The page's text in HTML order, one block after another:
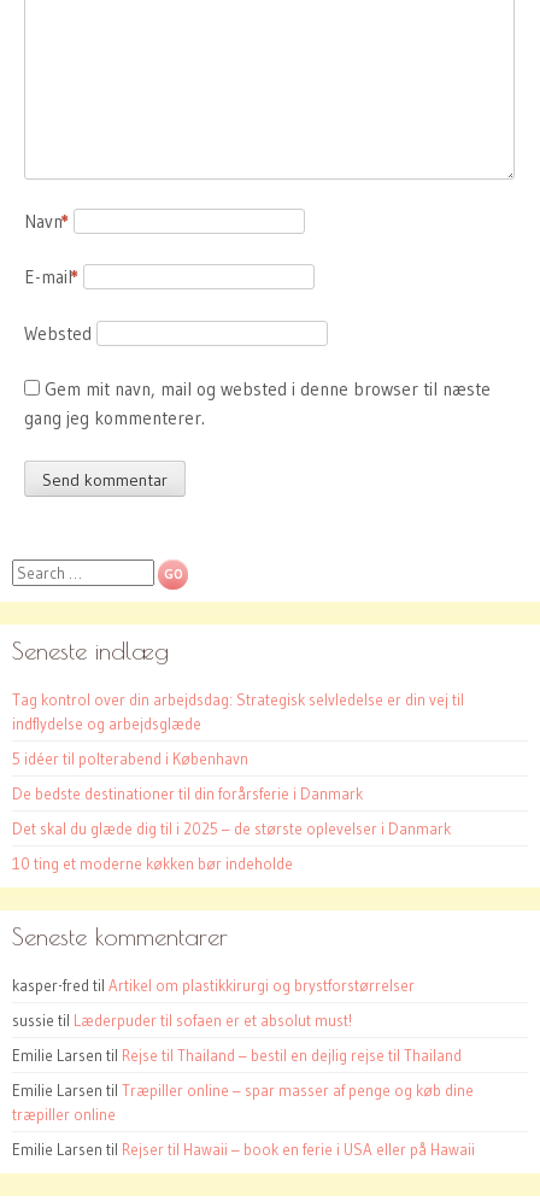
Navn
*
E-mail
*
Websted
Gem mit navn, mail og websted i denne browser til næste
gang jeg kommenterer.
Search
Seneste indlæg
Tag kontrol over din arbejdsdag: Strategisk selvledelse er din vej til
indflydelse og arbejdsglæde
5 idéer til polterabend i København
De bedste destinationer til din forårsferie i Danmark
Det skal du glæde dig til i 2025 – de største oplevelser i Danmark
10 ting et moderne køkken bør indeholde
Seneste kommentarer
kasper-fred til Artikel om plastikkirurgi og brystforstørrelser
sussie til Læderpuder til sofaen er et absolut must!
Emilie Larsen til Rejse til Thailand – bestil en dejlig rejse til Thailand
Emilie Larsen til Træpiller online – spar masser af penge og køb dine
træpiller online
Emilie Larsen til Rejser til Hawaii – book en ferie i USA eller på Hawaii